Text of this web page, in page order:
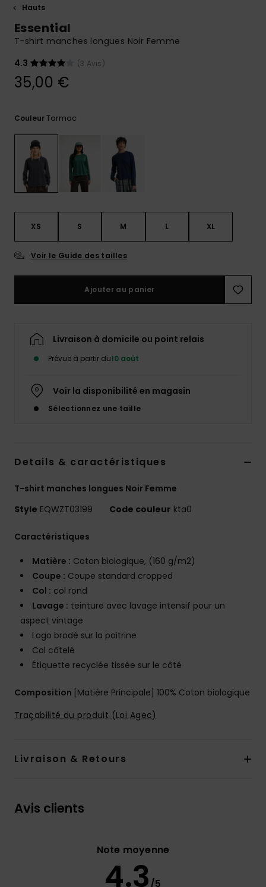
à votre
question.
Démarrer
questions
les plus
fréquentes
et notre
formulaire
contact.
Consulter
la FAQ
Hauts
Essential
T-shirt manches longues Noir Femme
4.3
(3 Avis)
35,00 €
CouleurTarmac
XS S M L XL
Voir le Guide des tailles
Ajouter au panier
Livraison à domicile ou point relais
Prévue à partir du10 août
Voir la disponibilité en magasin
Sélectionnez une taille
Details & caractéristiques
T-shirt manches longues Noir Femme
Style EQWZT03199 Code couleur kta0
Caractéristiques
Matière : Coton biologique, (160 g/m2)
Coupe : Coupe standard cropped
Col : col rond
Lavage : teinture avec lavage intensif pour un
aspect vintage
Logo brodé sur la poitrine
Col côtelé
Étiquette recyclée tissée sur le côté
Composition [Matière Principale] 100% Coton biologique
Traçabilité du produit (Loi Agec)
Livraison & Retours
Avis clients
Note moyenne
4.3/5